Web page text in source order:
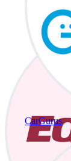
CarGurus